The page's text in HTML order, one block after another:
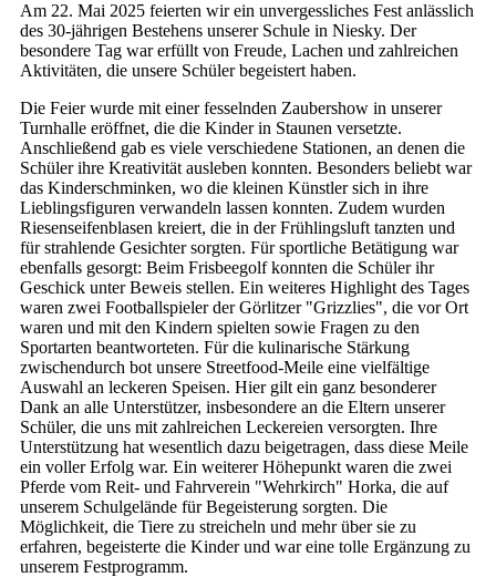
Am 22. Mai 2025 feierten wir ein unvergessliches Fest anlässlich
des 30-jährigen Bestehens unserer Schule in Niesky. Der
besondere Tag war erfüllt von Freude, Lachen und zahlreichen
Aktivitäten, die unsere Schüler begeistert haben.
Die Feier wurde mit einer fesselnden Zaubershow in unserer
Turnhalle eröffnet, die die Kinder in Staunen versetzte.
Anschließend gab es viele verschiedene Stationen, an denen die
Schüler ihre Kreativität ausleben konnten. Besonders beliebt war
das Kinderschminken, wo die kleinen Künstler sich in ihre
Lieblingsfiguren verwandeln lassen konnten. Zudem wurden
Riesenseifenblasen kreiert, die in der Frühlingsluft tanzten und
für strahlende Gesichter sorgten. Für sportliche Betätigung war
ebenfalls gesorgt: Beim Frisbeegolf konnten die Schüler ihr
Geschick unter Beweis stellen. Ein weiteres Highlight des Tages
waren zwei Footballspieler der Görlitzer "Grizzlies", die vor Ort
waren und mit den Kindern spielten sowie Fragen zu den
Sportarten beantworteten. Für die kulinarische Stärkung
zwischendurch bot unsere Streetfood-Meile eine vielfältige
Auswahl an leckeren Speisen. Hier gilt ein ganz besonderer
Dank an alle Unterstützer, insbesondere an die Eltern unserer
Schüler, die uns mit zahlreichen Leckereien versorgten. Ihre
Unterstützung hat wesentlich dazu beigetragen, dass diese Meile
ein voller Erfolg war. Ein weiterer Höhepunkt waren die zwei
Pferde vom Reit- und Fahrverein "Wehrkirch" Horka, die auf
unserem Schulgelände für Begeisterung sorgten. Die
Möglichkeit, die Tiere zu streicheln und mehr über sie zu
erfahren, begeisterte die Kinder und war eine tolle Ergänzung zu
unserem Festprogramm.